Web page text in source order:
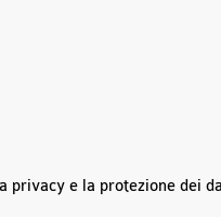
privacy e la protezione dei